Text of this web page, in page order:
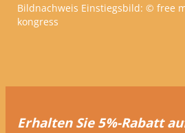
Bildnachweis Einstiegsbild: © free
kongress
Erhalten Sie 5%-Rabatt